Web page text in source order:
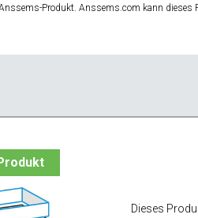
Produkt. Anssems.com kann dieses
Dieses